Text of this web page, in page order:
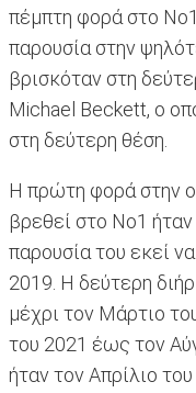
πέμπτη φορά στο
παρουσία στην
βρισκόταν στη
Michael Beckett, ο
στη δεύτερη θέση.
Η πρώτη φορά στην
βρεθεί στο Νο1
παρουσία του εκεί
2019. Η δεύτερη
μέχρι τον Μάρτιο
του 2021 έως τον
ήταν τον Απρίλιο του